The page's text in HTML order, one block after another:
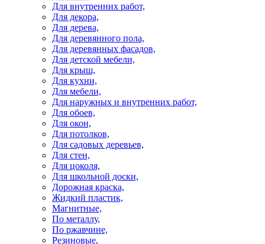
Для внутренних работ,
Для декора,
Для дерева,
Для деревянного пола,
Для деревянных фасадов,
Для детской мебели,
Для крыш,
Для кухни,
Для мебели,
Для наружных и внутренних работ,
Для обоев,
Для окон,
Для потолков,
Для садовых деревьев,
Для стен,
Для цоколя,
Для школьной доски,
Дорожная краска,
Жидкий пластик,
Магнитные,
По металлу,
По ржавчине,
Резиновые,